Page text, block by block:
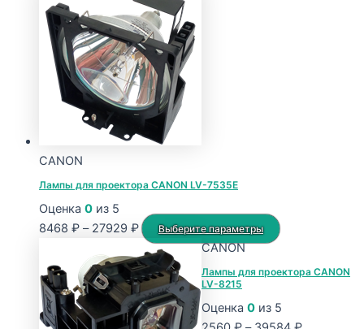
2560 ₽
–
84551 ₽
CANON
Лампы для проектора CANON LV-7535E
Оценка 0 из 5
8468 ₽ – 27929 ₽Диапазон
цен:
8468 ₽
–
27929 ₽
Выберите параметры
Этот
имеет
вариаций.
Опции
CANON
Лампы для проектора CANON
LV-8215
Оценка 0 из 5